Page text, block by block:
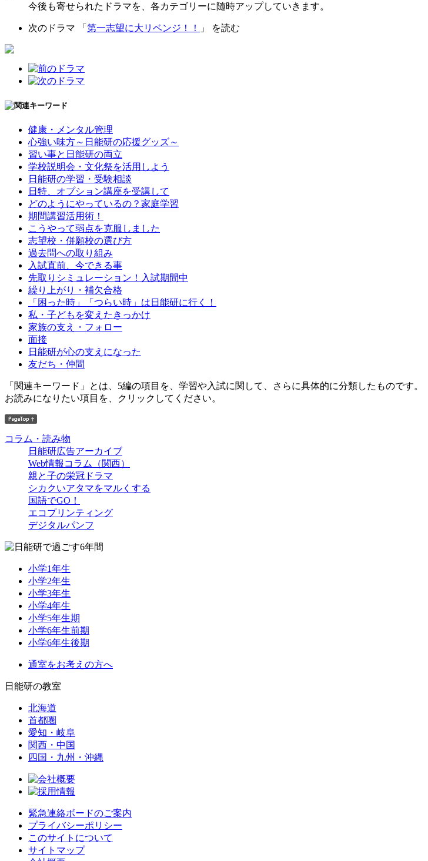
今後も寄せられたドラマを、各カテゴリーに随時アップしていきます。
次のドラマ 「 第一志望に大リベンジ！！ 」 を読む
健康・メンタル管理
心強い味方～日能研の応援グッズ～
習い事と日能研の両立
学校説明会・文化祭を活用しよう
日能研の学習・受験相談
日特、オプション講座を受講して
どのようにやっているの？家庭学習
期間講習活用術！
こうやって弱点を克服しました
志望校・併願校の選び方
過去問への取り組み
入試直前、今できる事
先取りシミュレーション！入試期間中
繰り上がり・補欠合格
「困った時」「つらい時」は日能研に行く！
私・子どもを変えたきっかけ
家族の支え・フォロー
面接
日能研が心の支えになった
友だち・仲間
「関連キーワード」とは、5編の項目を、学習や入試に関して、さらに具体的に分類したものです。
お読みになりたい項目を、クリックしてください。
コラム・読み物
日能研広告アーカイブ
Web情報コラム（関西）
親と子の栄冠ドラマ
シカクいアタマをマルくする
国語でGO！
エコプリンティング
デジタルパンフ
小学1年生
小学2年生
小学3年生
小学4年生
小学5年生期
小学6年生前期
小学6年生後期
通室をお考えの方へ
日能研の教室
北海道
首都圏
愛知・岐阜
関西・中国
四国・九州・沖縄
緊急連絡ボードのご案内
プライバシーポリシー
このサイトについて
サイトマップ